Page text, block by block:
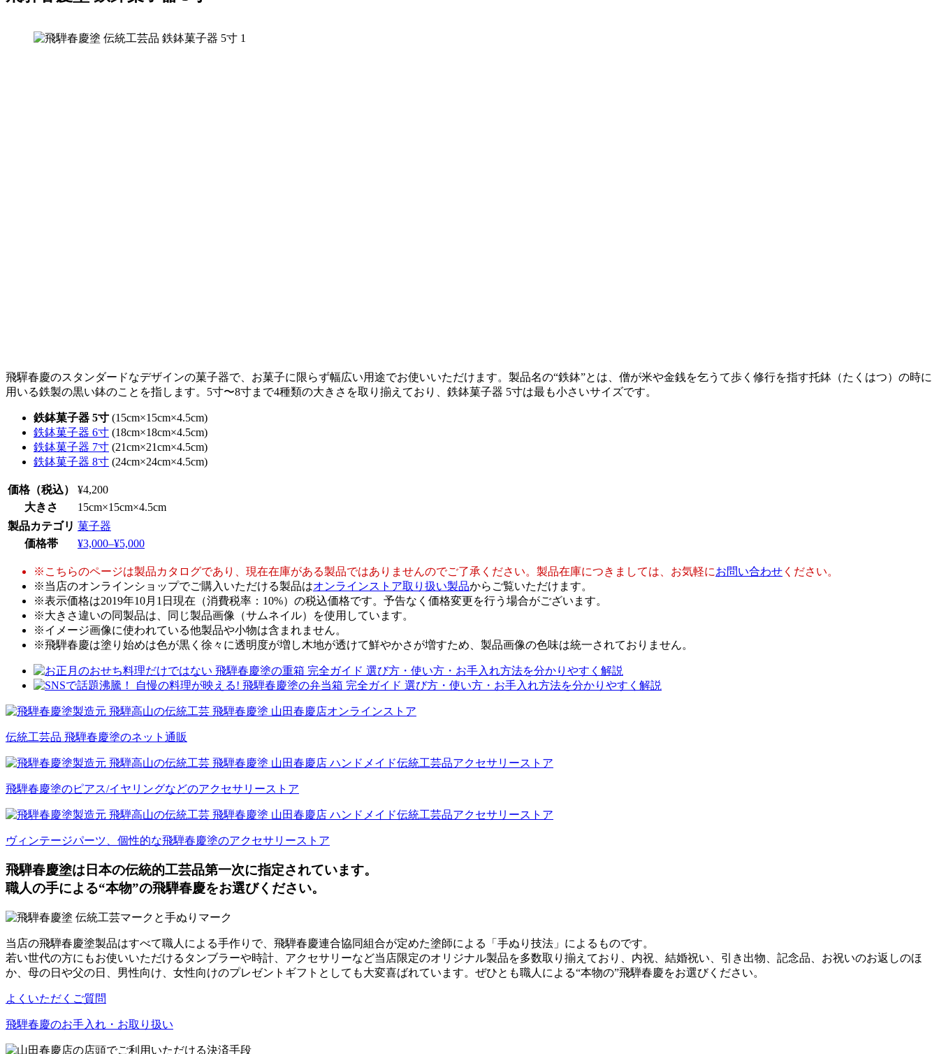
飛驒春慶のスタンダードなデザインの菓子器で、お菓子に限らず幅広い用途でお使いいただけます。製品名の“鉄鉢”とは、僧が米や金銭を乞うて歩く修行を指す托鉢（たくはつ）の時に
用いる鉄製の黒い鉢のことを指します。5寸〜8寸まで4種類の大きさを取り揃えており、鉄鉢菓子器 5寸は最も小さいサイズです。
鉄鉢菓子器 5寸 (15cm×15cm×4.5cm)
鉄鉢菓子器 6寸 (18cm×18cm×4.5cm)
鉄鉢菓子器 7寸 (21cm×21cm×4.5cm)
鉄鉢菓子器 8寸 (24cm×24cm×4.5cm)
価格（税込）
¥4,200
大きさ
15cm×15cm×4.5cm
製品カテゴリ 菓子器
価格帯
¥3,000–¥5,000
※こちらのページは製品カタログであり、現在在庫がある製品ではありませんのでご了承ください。製品在庫につきましては、お気軽にお問い合わせ ください。
※当店のオンラインショップでご購入いただける製品はオンラインストア取り扱い製品からご覧いただけます。
※表示価格は2019年10月1日現在（消費税率：10%）の税込価格です。予告なく価格変更を行う場合がございます。
※大きさ違いの同製品は、同じ製品画像（サムネイル）を使用しています。
※イメージ画像に使われている他製品や小物は含まれません。
※飛騨春慶は塗り始めは色が黒く徐々に透明度が増し木地が透けて鮮やかさが増すため、製品画像の色味は統一されておりません。
伝統工芸品 飛騨春慶塗のネット通販
飛騨春慶塗のピアス/イヤリングなどのアクセサリーストア
ヴィンテージパーツ、個性的な飛騨春慶塗のアクセサリーストア
飛騨春慶塗は日本の伝統的工芸品第一次に指定されています。
職人の手による“本物”の飛騨春慶をお選びください。
当店の飛騨春慶塗製品はすべて職人による手作りで、飛騨春慶連合協同組合が定めた塗師による「手ぬり技法」によるものです。
若い世代の方にもお使いいただけるタンブラーや時計、アクセサリーなど当店限定のオリジナル製品を多数取り揃えており、内祝、結婚祝い、引き出物、記念品、お祝いのお返しのほ
か、母の日や父の日、男性向け、女性向けのプレゼントギフトとしても大変喜ばれています。ぜひとも職人による“本物の”飛騨春慶をお選びください。
よくいただくご質問
飛騨春慶のお手入れ・お取り扱い